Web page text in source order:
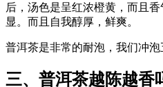
后，汤色是呈红浓橙黄，而且
显。而且自我醇厚，鲜爽。
普洱茶是非常的耐泡，我们冲泡
三、普洱茶越陈越香